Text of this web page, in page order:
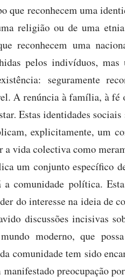
que reconhecem uma
religião ou de uma
reconhecem uma
pelos indivíduos,
seguramente
A renúncia à família, à fé
Estas identidades
explicitamente, um
vida colectiva como
um conjunto específico
comunidade política.
do interesse na ideia de
discussões incisivas
moderno, que
comunidade tem sido
preocupação